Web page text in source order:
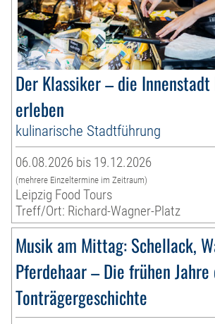
Der Klassiker – die
erleben
kulinarische Stadtführung
06.08.2026 bis 19.12.2026
(mehrere Einzeltermine im Zeitraum)
Leipzig Food Tours
Treff/Ort: Richard-Wagner-Platz
Musik am Mittag: Schellack,
Pferdehaar – Die frühen
Tonträgergeschichte